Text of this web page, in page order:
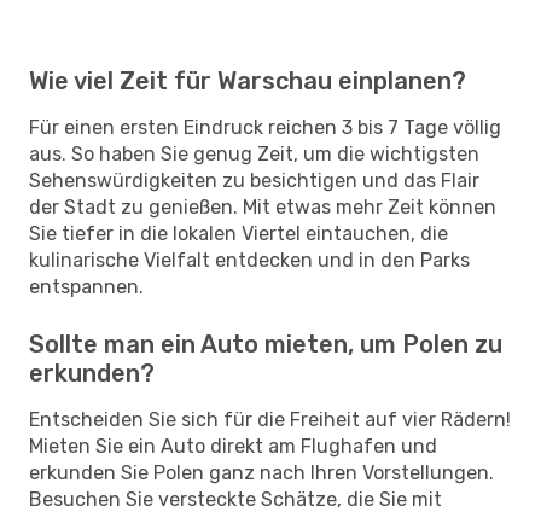
Wie viel Zeit für Warschau einplanen?
Für einen ersten Eindruck reichen 3 bis 7 Tage völlig
aus. So haben Sie genug Zeit, um die wichtigsten
Sehenswürdigkeiten zu besichtigen und das Flair
der Stadt zu genießen. Mit etwas mehr Zeit können
Sie tiefer in die lokalen Viertel eintauchen, die
kulinarische Vielfalt entdecken und in den Parks
entspannen.
Sollte man ein Auto mieten, um Polen zu
erkunden?
Entscheiden Sie sich für die Freiheit auf vier Rädern!
Mieten Sie ein Auto direkt am Flughafen und
erkunden Sie Polen ganz nach Ihren Vorstellungen.
Besuchen Sie versteckte Schätze, die Sie mit